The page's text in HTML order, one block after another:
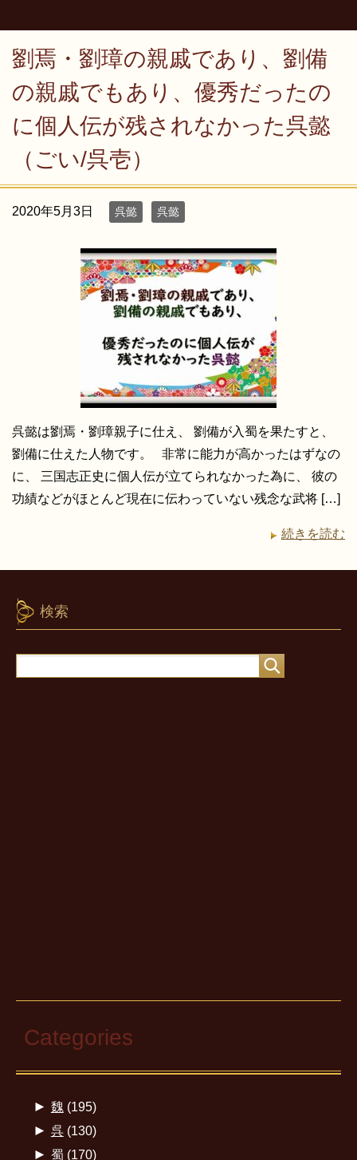
劉焉・劉璋の親戚であり、劉備
の親戚でもあり、優秀だったの
に個人伝が残されなかった呉懿
（ごい/呉壱）
2020年5月3日 呉懿 呉懿
呉懿は劉焉・劉璋親子に仕え、 劉備が入蜀を果たすと、
劉備に仕えた人物です。 非常に能力が高かったはずなの
に、 三国志正史に個人伝が立てられなかった為に、 彼の
功績などがほとんど現在に伝わっていない残念な武将 […]
続きを読む
検索
Categories
► 魏 (195)
► 呉(130)
► 蜀 (170)